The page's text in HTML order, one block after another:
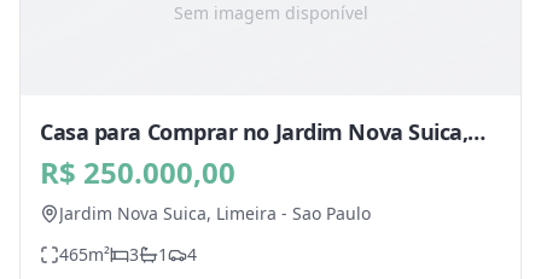
Sem imagem disponível
Casa para Comprar no Jardim Nova Suica,
Limeira - SP
R$ 250.000,00
Jardim Nova Suica, Limeira - Sao Paulo
465m² 3 1 4